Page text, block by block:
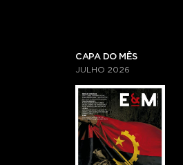
CAPA DO MÊS
JULHO 2026